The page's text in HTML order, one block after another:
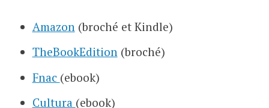
Amazon (broché et Kindle)
TheBookEdition(broché)
Fnac (ebook)
Cultura (ebook)